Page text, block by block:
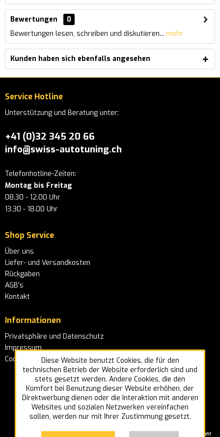
Bewertungen
0
Bewertungen lesen, schreiben und diskutieren... mehr
Kunden haben sich ebenfalls angesehen
Service Hotline
Unterstützung und Beratung unter:
+41 (0)32 345 20 66
info@swiss-autotuning.ch
Telefonhotline-Zeiten:
Montag bis Freitag
08.30 - 12.00 Uhr
13.30 - 18.00 Uhr
Shop Service
Über uns
Liefer- und Versandkosten
Rückgaben
AGB's
Kontakt
Informationen
Privatsphäre und Datenschutz
Impressum
Cookie-EinstellungenDiese Website benutzt Cookies, die für den
technischen Betrieb der Website erforderlich sind und
stets gesetzt werden. Andere Cookies, die den
Komfort bei Benutzung dieser Website erhöhen, der
Direktwerbung dienen oder die Interaktion mit anderen
Websites und sozialen Netzwerken vereinfachen
sollen, werden nur mit Ihrer Zustimmung gesetzt.